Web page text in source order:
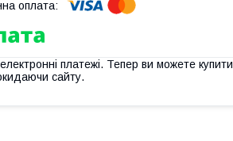
платежі. Тепер ви можете купити
сайту.